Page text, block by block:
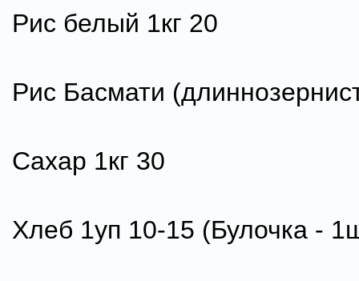
Рис белый 1кг 20
Рис Басмати
Сахар 1кг 30
Хлеб 1уп 10-15 (Булочка -